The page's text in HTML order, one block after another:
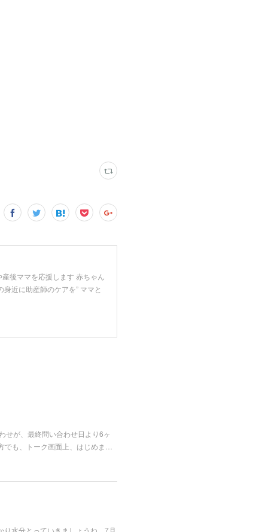
後ママを応援します 赤ちゃん
近に助産師のケアを” ママと
せが、最終問い合わせ日より6ヶ
も、トーク画面上、はじめま…
水分とっていきましょうね。7月